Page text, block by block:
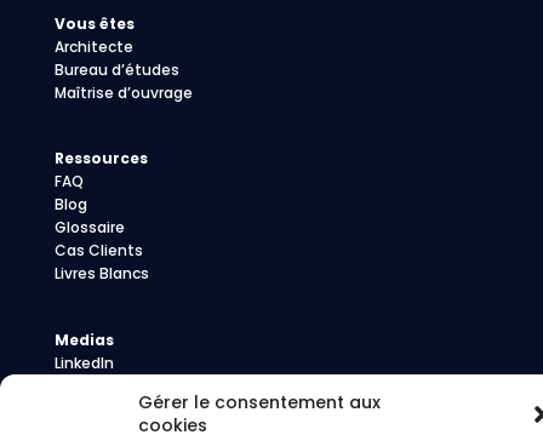
Gérer le consentement aux
cookies
Vous êtes
Architecte
Bureau d’études
Maîtrise d’ouvrage
Ressources
FAQ
Blog
Glossaire
Cas Clients
Livres Blancs
Medias
LinkedIn